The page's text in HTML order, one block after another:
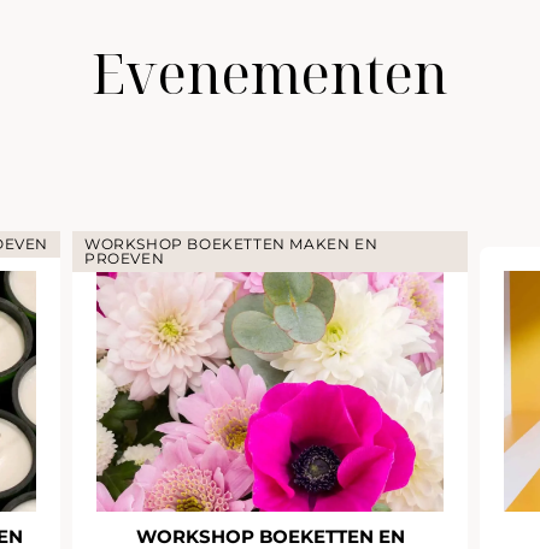
Evenementen
WORKSHOP BOEKETTEN MAKEN EN
PROEVEN
WORKSHOP BOEKETTEN EN